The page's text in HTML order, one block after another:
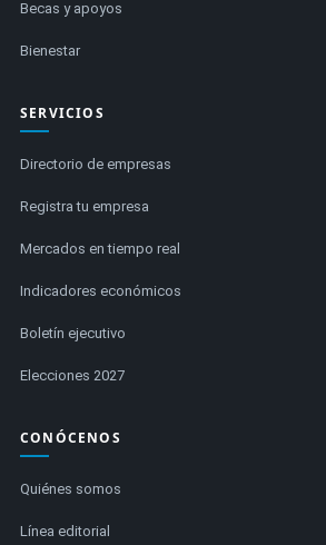
Becas y apoyos
Bienestar
SERVICIOS
Directorio de empresas
Registra tu empresa
Mercados en tiempo real
Indicadores económicos
Boletín ejecutivo
Elecciones 2027
CONÓCENOS
Quiénes somos
Línea editorial